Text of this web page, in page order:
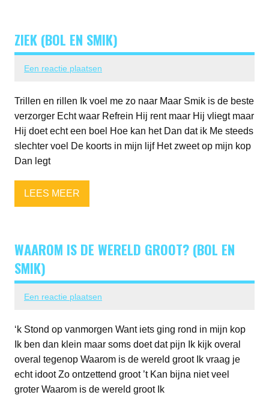
ZIEK (BOL EN SMIK)
Een reactie plaatsen
Trillen en rillen Ik voel me zo naar Maar Smik is de beste
verzorger Echt waar Refrein Hij rent maar Hij vliegt maar
Hij doet echt een boel Hoe kan het Dan dat ik Me steeds
slechter voel De koorts in mijn lijf Het zweet op mijn kop
Dan legt
LEES MEER
WAAROM IS DE WERELD GROOT? (BOL EN
SMIK)
Een reactie plaatsen
‘k Stond op vanmorgen Want iets ging rond in mijn kop
Ik ben dan klein maar soms doet dat pijn Ik kijk overal
overal tegenop Waarom is de wereld groot Ik vraag je
echt idoot Zo ontzettend groot ’t Kan bijna niet veel
groter Waarom is de wereld groot Ik